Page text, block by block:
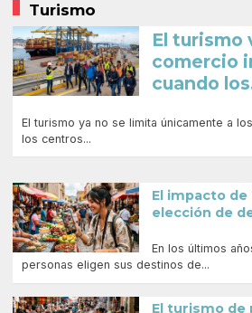
Turismo
El turismo
comercio
cuando
El turismo ya no se limita únicamente a
los centros...
El impacto de
elección de
En los últimos
personas eligen sus destinos de...
El turismo de